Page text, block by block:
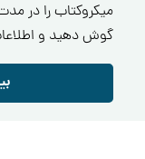
گوش دهید و